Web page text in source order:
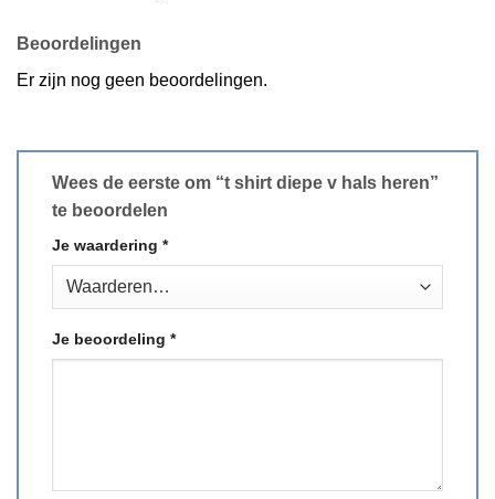
Beoordelingen
Er zijn nog geen beoordelingen.
Wees de eerste om “t shirt diepe v hals heren”
te beoordelen
Je waardering *
Je beoordeling *